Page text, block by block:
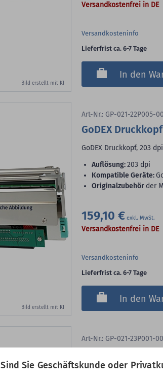
Sind Sie Geschäftskunde oder
Bild erstellt mit KI
Versandkostenfrei in DE
Versandkosteninfo
Lieferfrist ca. 6-7 Tage
In den
Bild erstellt mit KI
Art-Nr.: GP-021-22P005-
GoDEX Druckkopf
GoDEX Druckkopf, 203
Auflösung:203 dpi
Kompatible Geräte:
Originalzubehör der
159,10 €
Versandkostenfrei in DE
Versandkosteninfo
Lieferfrist ca. 6-7 Tage
In den
Art-Nr.: GP-021-23P001-
GoDEX Druckkopf, 300